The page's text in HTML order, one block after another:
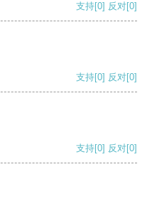
支持[0] 反对[0]
支持[0] 反对[0]
支持[0] 反对[0]